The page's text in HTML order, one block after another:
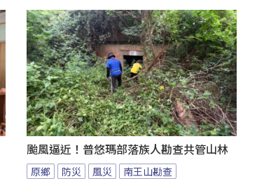
颱風逼近！普悠瑪部落族人勘查共管山林
原鄉 防災 風災
南王山勘查